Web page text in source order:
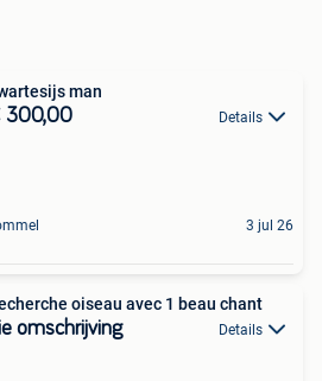
man
300,00 Details
3 jul 26
oiseau avec 1 beau chant
omschrijving Details